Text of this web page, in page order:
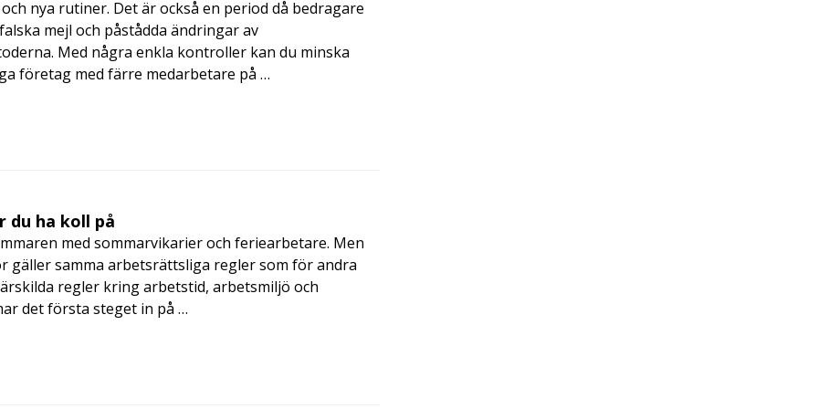
nya rutiner. Det är också en period då bedragare
mejl och påstådda ändringar av
Med några enkla kontroller kan du minska
företag med färre medarbetare på …
du ha koll på
med sommarvikarier och feriearbetare. Men
gäller samma arbetsrättsliga regler som för andra
regler kring arbetstid, arbetsmiljö och
det första steget in på …